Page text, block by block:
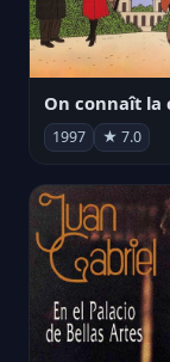
On connaît la
1997 ★ 7.0